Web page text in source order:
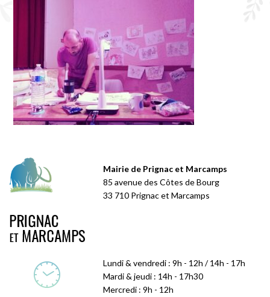
Mairie de Prignac et Marcamps
85 avenue des Côtes de Bourg
33 710 Prignac et Marcamps
Lundi & vendredi : 9h - 12h / 14h - 17h
Mardi & jeudi : 14h - 17h30
Mercredi : 9h - 12h